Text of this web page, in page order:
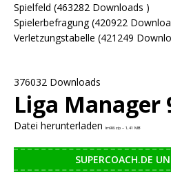
Spielfeld (463282 Downloads )
Spielerbefragung (420922
Verletzungstabelle (421249
376032 Downloads
Liga Manager
Datei herunterladen lm98.zip – 1,41 MB
SUPERCOACH.DE